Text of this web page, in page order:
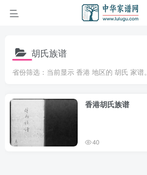
胡氏族谱
省份筛选：当前显示 香港 地区的 胡氏 家谱。
香港胡氏族谱
40